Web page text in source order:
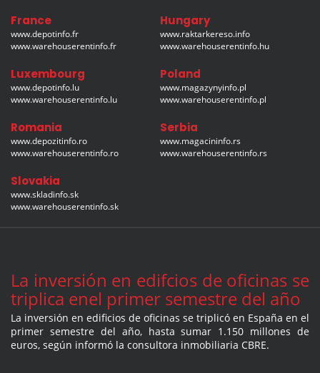
France
www.depotinfo.fr
www.warehouserentinfo.fr
Hungary
www.raktarkereso.info
www.warehouserentinfo.hu
Luxembourg
www.depotinfo.lu
www.warehouserentinfo.lu
Poland
www.magazynyinfo.pl
www.warehouserentinfo.pl
Romania
www.depozitinfo.ro
www.warehouserentinfo.ro
Serbia
www.magacininfo.rs
www.warehouserentinfo.rs
Slovakia
www.skladinfo.sk
www.warehouserentinfo.sk
La inversión en edifcios de oficinas se
triplica enel primer semestre del año
La inversión en edificios de oficinas se triplicó en España en el
primer semestre del año, hasta sumar 1.150 millones de
euros, según informó la consultora inmobiliaria CBRE.